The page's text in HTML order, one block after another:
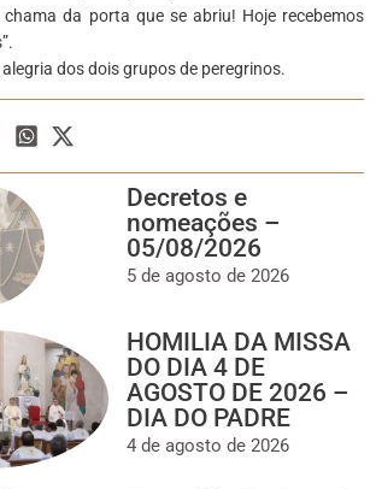
da porta que se abriu! Hoje recebemos
dos dois grupos de peregrinos.
Decretos e
nomeações –
05/08/2026
5 de agosto de 2026
HOMILIA DA MISSA
DO DIA 4 DE
AGOSTO DE 2026 –
DIA DO PADRE
4 de agosto de 2026